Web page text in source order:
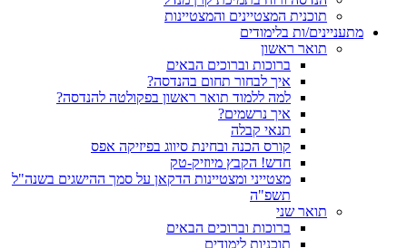
תוכנית המצטיינים והמצטיינות
מתעניינים/ות בלימודים
תואר ראשון
ברוכות וברוכים הבאים
איך לבחור תחום בהנדסה?
למה ללמוד תואר ראשון בפקולטה להנדסה?
איך נרשמים?
תנאי קבלה
קורס הכנה ובחינת סיווג בפיזיקה אפס
חדש! הקבץ מיוזיק-טק
מצטייני ומצטיינות הדקאן על סמך ההישגים בשנה"ל
תשפ"ה
תואר שני
ברוכות וברוכים הבאים
תוכניות לימודים